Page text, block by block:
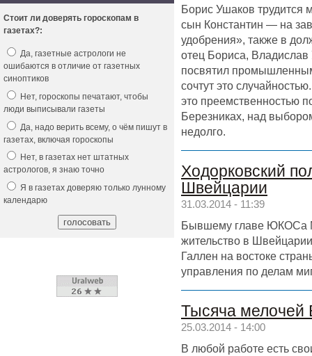
Борис Ушаков трудится
сын Константин — на
удобрения», также в
отец Бориса,
посвятил
сочтут это
это преемственностью
Березниках, над
недолго.
Ходорковский
Швейцарии
31.03.2014 - 11:39
Бывшему главе ЮКОСа
жительство в
Галлен на востоке
управления по делам
Тысяча мелочей
25.03.2014 - 14:00
В любой работе есть
Стоит ли доверять гороскопам в
газетах?:
Да, газетные астрологи не
ошибаются в отличие от газетных
синоптиков
Нет, гороскопы печатают, чтобы
люди выписывали газеты
Да, надо верить всему, о чём пишут в
газетах, включая гороскопы
Нет, в газетах нет штатных
астрологов, я знаю точно
Я в газетах доверяю только лунному
календарю